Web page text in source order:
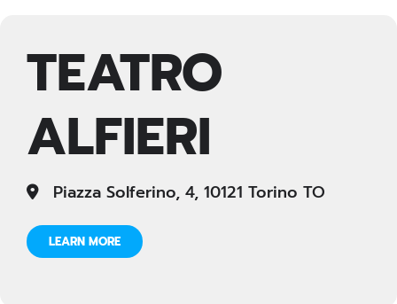
TEATRO
ALFIERI
Piazza Solferino, 4, 10121 Torino TO
LEARN MORE